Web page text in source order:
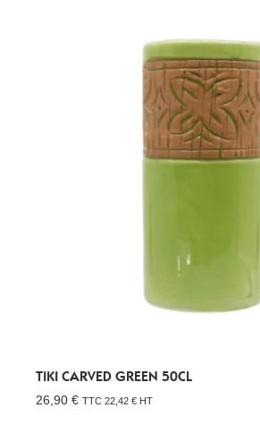
TIKI CARVED GREEN 50CL
26,90 € TTC 22,42 € HT